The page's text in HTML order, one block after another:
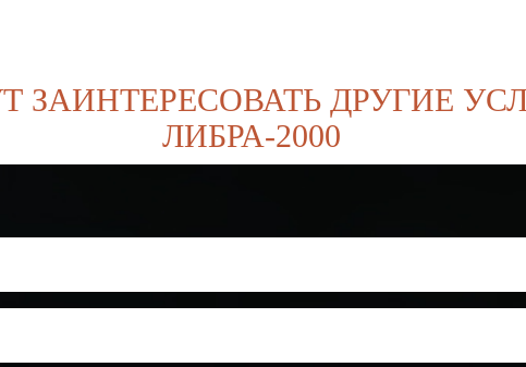
ЗАИНТЕРЕСОВАТЬ ДРУГИЕ
ЛИБРА-2000